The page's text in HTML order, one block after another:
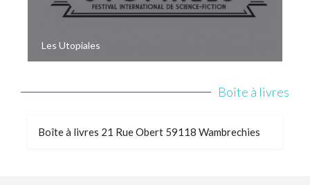
Les Utopiales
Boîte à livres
Boîte à livres 21 Rue Obert 59118 Wambrechies